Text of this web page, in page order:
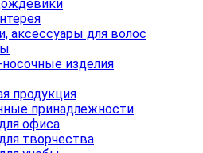
аксессуары для волос
изделия
продукция
принадлежности
офиса
творчества